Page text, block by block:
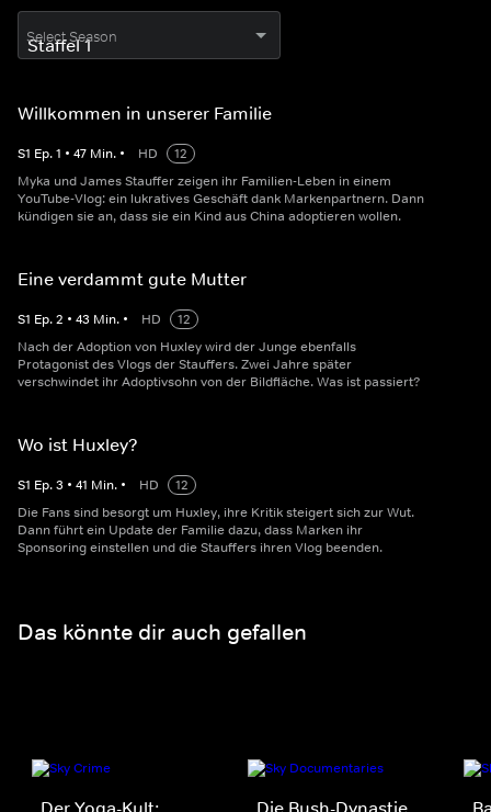
Select Season
Willkommen in unserer Familie
S1 Ep.1 • 47 Min. • HD
12
Myka und James Stauffer zeigen ihr Familien-Leben in einem
YouTube-Vlog: ein lukratives Geschäft dank Markenpartnern. Dann
kündigen sie an, dass sie ein Kind aus China adoptieren wollen.
Eine verdammt gute Mutter
S1 Ep.2 • 43 Min. • HD
12
Nach der Adoption von Huxley wird der Junge ebenfalls
Protagonist des Vlogs der Stauffers. Zwei Jahre später
verschwindet ihr Adoptivsohn von der Bildfläche. Was ist passiert?
Wo ist Huxley?
S1 Ep.3 • 41 Min. • HD
12
Die Fans sind besorgt um Huxley, ihre Kritik steigert sich zur Wut.
Dann führt ein Update der Familie dazu, dass Marken ihr
Sponsoring einstellen und die Stauffers ihren Vlog beenden.
Das könnte dir auch gefallen
Der Yoga-Kult:
Die Bush-Dynastie